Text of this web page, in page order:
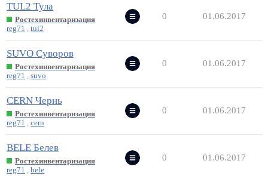
TUL2 Тула
Ростехинвентаризация
reg71
,tul2
0 01.06.2017
SUVO Суворов
Ростехинвентаризация
reg71
,suvo
0 01.06.2017
CERN Чернь
Ростехинвентаризация
reg71
,cern
0 01.06.2017
BELE Белев
Ростехинвентаризация
reg71
,bele
0 01.06.2017